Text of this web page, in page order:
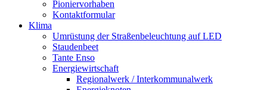
Pioniervorhaben
Kontaktformular
Klima
Umrüstung der Straßenbeleuchtung auf LED
Staudenbeet
Tante Enso
Energiewirtschaft
Regionalwerk / Interkommunalwerk